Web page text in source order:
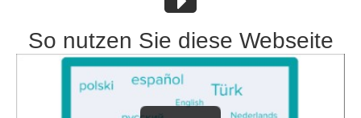
So nutzen Sie diese Webseite